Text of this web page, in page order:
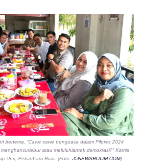
bertema, “Cawe cawe penguasa dalam Pilpres 2024
atau meluluhlantak demokrasi?” Kamis
Unri, Pekanbaru Riau. (Foto: J5NEWSROOM.COM)